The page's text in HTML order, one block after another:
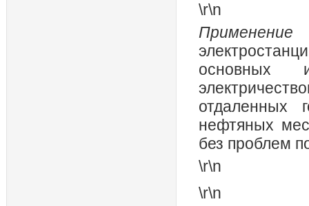
\r\n
основных
отдаленных
нефтяных
без проблем
\r\n
\r\n